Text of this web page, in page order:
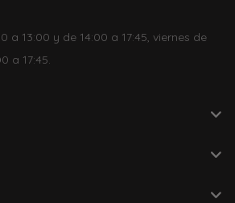
a 13:00 y de 14:00 a 17:45, viernes de
a 17:45.